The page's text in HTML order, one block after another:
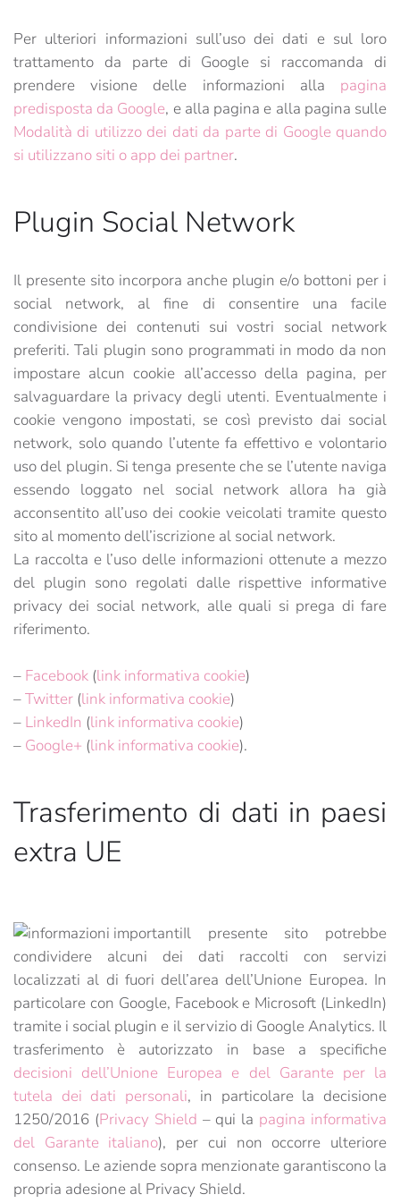
Per ulteriori informazioni sull’uso dei dati e sul loro
trattamento da parte di Google si raccomanda di
prendere visione delle informazioni alla pagina
predisposta da Google, e alla pagina e alla pagina sulle
Modalità di utilizzo dei dati da parte di Google quando
si utilizzano siti o app dei partner.
Plugin Social Network
Il presente sito incorpora anche plugin e/o bottoni per i
social network, al fine di consentire una facile
condivisione dei contenuti sui vostri social network
preferiti. Tali plugin sono programmati in modo da non
impostare alcun cookie all’accesso della pagina, per
salvaguardare la privacy degli utenti. Eventualmente i
cookie vengono impostati, se così previsto dai social
network, solo quando l’utente fa effettivo e volontario
uso del plugin. Si tenga presente che se l’utente naviga
essendo loggato nel social network allora ha già
acconsentito all’uso dei cookie veicolati tramite questo
sito al momento dell’iscrizione al social network.
La raccolta e l’uso delle informazioni ottenute a mezzo
del plugin sono regolati dalle rispettive informative
privacy dei social network, alle quali si prega di fare
riferimento.
– Facebook (link informativa cookie)
–Twitter (link informativa cookie)
– LinkedIn (link informativa cookie)
– Google+ (link informativa cookie).
Trasferimento di dati in paesi
extra UE
Il presente sito potrebbe
condividere alcuni dei dati raccolti con servizi
localizzati al di fuori dell’area dell’Unione Europea. In
particolare con Google, Facebook e Microsoft (LinkedIn)
tramite i social plugin e il servizio di Google Analytics. Il
trasferimento è autorizzato in base a specifiche
decisioni dell’Unione Europea e del Garante per la
tutela dei dati personali, in particolare la decisione
1250/2016 (Privacy Shield – qui la pagina informativa
del Garante italiano), per cui non occorre ulteriore
consenso. Le aziende sopra menzionate garantiscono la
propria adesione al Privacy Shield.